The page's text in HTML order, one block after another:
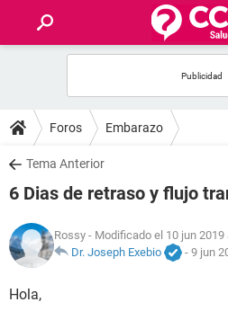
FOROS
SALUD
NUTRICIÓN
BIENESTAR
Foros Embarazo
Tema Anterior
6 Dias de retraso y flujo
Rossy - Modificado el 10 jun 2019
Dr. Joseph Exebio
- 9 jun
Hola,